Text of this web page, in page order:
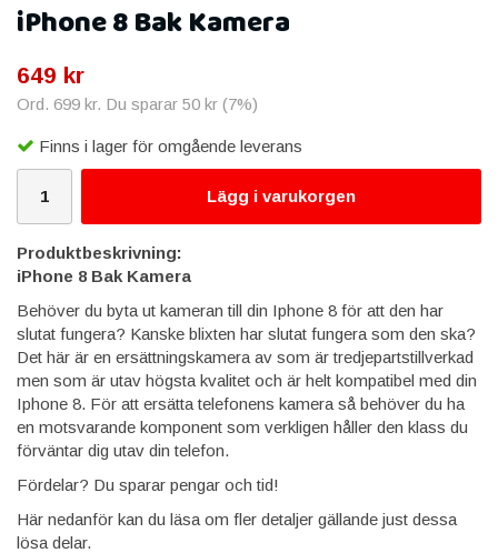
iPhone 8 Bak Kamera
649 kr
Ord. 699 kr. Du sparar 50 kr (7%)
Finns i lager för omgående leverans
Lägg i varukorgen
Produktbeskrivning:
iPhone 8 Bak Kamera
Behöver du byta ut kameran till din Iphone 8 för att den har
slutat fungera? Kanske blixten har slutat fungera som den ska?
Det här är en ersättningskamera av som är tredjepartstillverkad
men som är utav högsta kvalitet och är helt kompatibel med din
Iphone 8. För att ersätta telefonens kamera så behöver du ha
en motsvarande komponent som verkligen håller den klass du
förväntar dig utav din telefon.
Fördelar? Du sparar pengar och tid!
Här nedanför kan du läsa om fler detaljer gällande just dessa
lösa delar.